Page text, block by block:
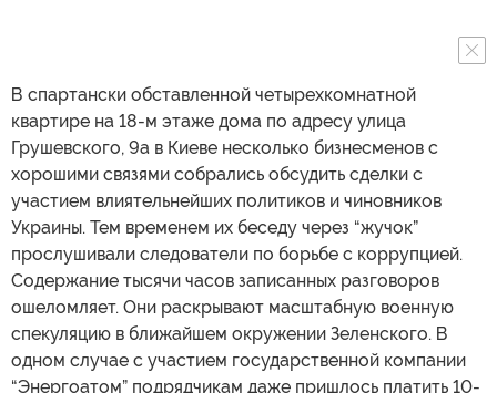
В спартански обставленной четырехкомнатной
квартире на 18-м этаже дома по адресу улица
Грушевского, 9а в Киеве несколько бизнесменов с
хорошими связями собрались обсудить сделки с
участием влиятельнейших политиков и чиновников
Украины. Тем временем их беседу через “жучок”
прослушивали следователи по борьбе с коррупцией.
Содержание тысячи часов записанных разговоров
ошеломляет. Они раскрывают масштабную военную
спекуляцию в ближайшем окружении Зеленского. В
одном случае с участием государственной компании
“Энергоатом” подрядчикам даже пришлось платить 10-